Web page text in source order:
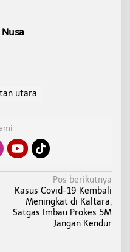
utara
Pos berikutnya
Kasus Covid-19 Kembali
Meningkat di Kaltara,
Satgas Imbau Prokes 5M
Jangan Kendur